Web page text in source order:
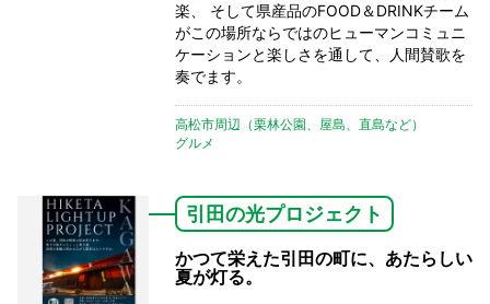
楽、 そして県産品のFOOD＆DRINKチーム
がこの場所ならではのヒューマンコミュニ
ケーションと楽しさを通して、人間賛歌を
奏でます。
高松市周辺（栗林公園、屋島、直島など）
グルメ
引田の光プロジェクト
かつて栄えた引田の町に、あたらしい
夏が灯る。